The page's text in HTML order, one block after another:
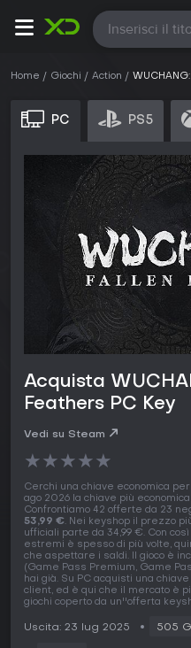
Tutte
Home Giochi Action
PC PS5
Acquista
Feathers PC Key
Vedi su Steam
★★★★★
Cerchi una chiave economica per
ago 2026 la chiave più
Confrontiamo 42 offerte da 23
53,99 €. Nei keyshop il prezzo
ufficiali parte da 34,99 €. Con
estremi è spesso di più volte,
che aspettare i saldi. Il gioco è
(Game Pass Premium, Game
hai già. Su PC acquisti una
client, ed è qui che il mercato è
giochi coperto da un''offerta
Uscita: 23 lug 2025 505